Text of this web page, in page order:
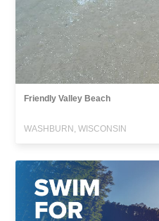
Friendly Valley Beach
WASHBURN, WISCONSIN